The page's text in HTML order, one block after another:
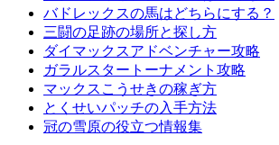
バドレックスの馬はどちらにする？
三闘の足跡の場所と探し方
ダイマックスアドベンチャー攻略
ガラルスタートーナメント攻略
マックスこうせきの稼ぎ方
とくせいパッチの入手方法
冠の雪原の役立つ情報集